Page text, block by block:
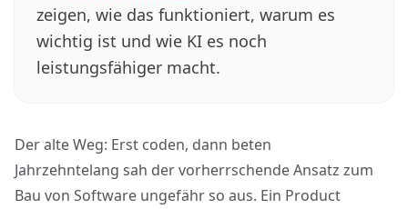
zeigen, wie das funktioniert, warum es
wichtig ist und wie KI es noch
leistungsfähiger macht.
Der alte Weg: Erst coden, dann beten
Jahrzehntelang sah der vorherrschende Ansatz zum
Bau von Software ungefähr so aus. Ein Product